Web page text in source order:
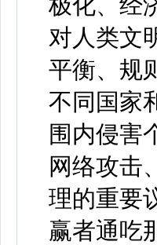
对人类文
平衡、规
不同国家
围内侵害
网络攻击
理的重要
赢者通吃